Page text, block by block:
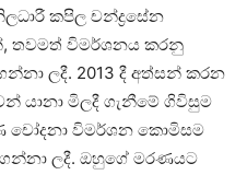
කපිල චන්ද්‍රසේන
තවමත් විමර්ශනය කරනු
ලදී. 2013 දී අත්සන් කරන
යානා මිලදී ගැනීමේ ගිවිසුම
චෝදනා විමර්ශන කොමිසම
ලදී. ඔහුගේ මරණයට